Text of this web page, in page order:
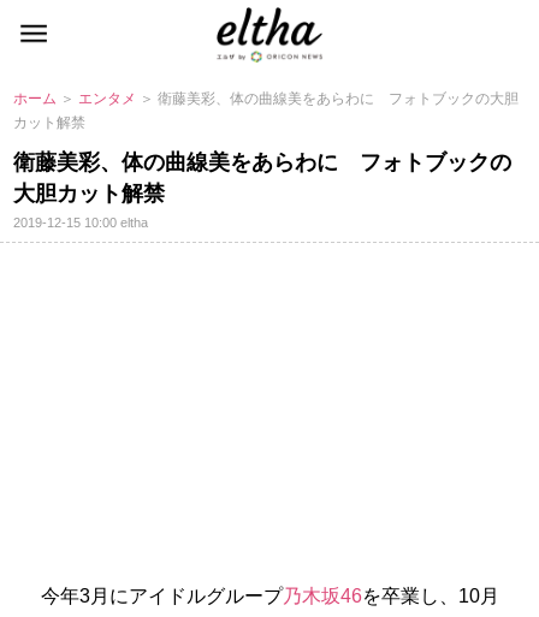
ホーム ＞ エンタメ ＞ 衛藤美彩、体の曲線美をあらわに フォトブックの大胆
カット解禁
衛藤美彩、体の曲線美をあらわに フォトブックの
大胆カット解禁
2019-12-15 10:00eltha
今年3月にアイドルグループ乃木坂46を卒業し、10月